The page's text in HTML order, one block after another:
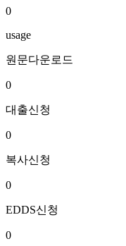
0
usage
원문다운로드
0
대출신청
0
복사신청
0
EDDS신청
0